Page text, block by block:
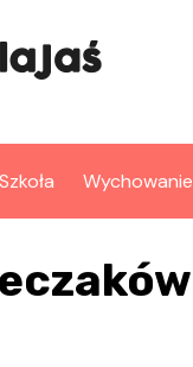
Szkoła Wychowanie